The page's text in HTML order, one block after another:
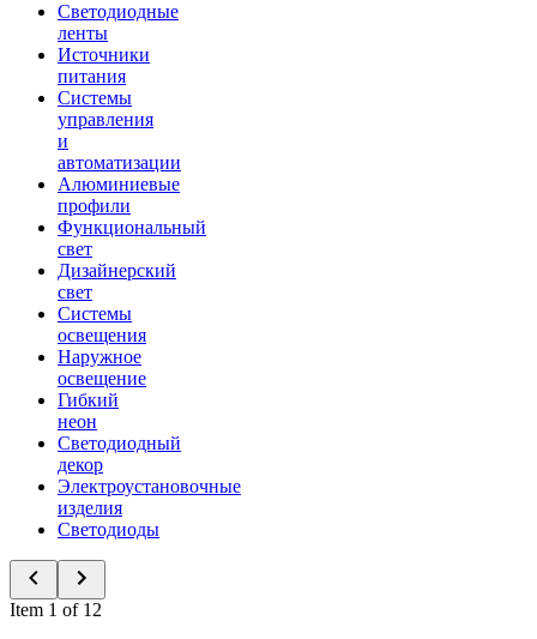
Светодиодные
ленты
Источники
питания
Системы
управления
и
автоматизации
Алюминиевые
профили
Функциональный
свет
Дизайнерский
свет
Системы
освещения
Наружное
освещение
Гибкий
неон
Светодиодный
декор
Электроустановочные
изделия
Светодиоды
Item 1 of 12